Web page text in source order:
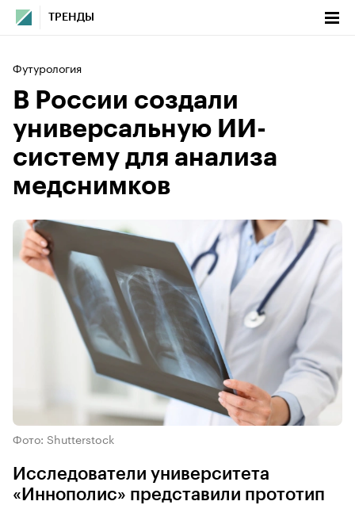
ТРЕНДЫ
Футурология
В России создали
универсальную ИИ-
систему для анализа
медснимков
Фото: Shutterstock
Исследователи университета
«Иннополис» представили прототип